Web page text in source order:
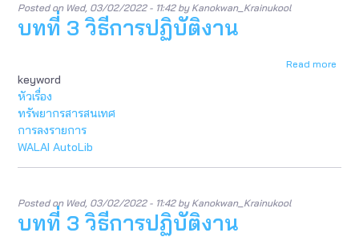
Posted on Wed, 03/02/2022 - 11:42by Kanokwan_Krainukool
บทที่ 3 วิธีการปฏิบัติงาน
Read more
งาน
keyword
หัวเรื่อง
ทรัพยากรสารสนเทศ
การลงรายการ
WALAI AutoLib
Posted on Wed, 03/02/2022 - 11:42by Kanokwan_Krainukool
บทที่ 3 วิธีการปฏิบัติงาน